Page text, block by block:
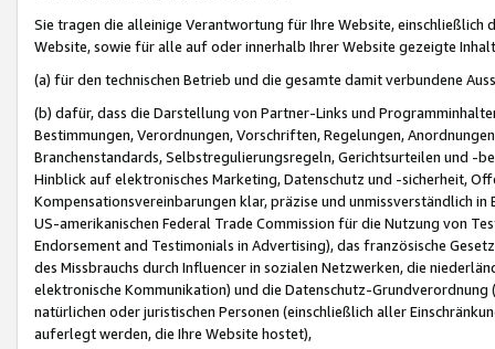
Sie tragen die alleinige Verantwortung für Ihre Website,
Website, sowie für alle auf oder innerhalb Ihrer Website gezeigte
(a) für den technischen Betrieb und die gesamte damit verbundene
(b) dafür, dass die Darstellung von Partner-Links und
Bestimmungen, Verordnungen, Vorschriften, Regelungen,
Branchenstandards, Selbstregulierungsregeln, Gerichtsurteilen und -
Hinblick auf elektronisches Marketing, Datenschutz und -sicherheit,
Kompensationsvereinbarungen klar, präzise und unmissverständlich
US-amerikanischen Federal Trade Commission für die Nutzung von
Endorsement and Testimonials in Advertising), das französische
des Missbrauchs durch Influencer in sozialen Netzwerken, die
elektronische Kommunikation) und die Datenschutz-
natürlichen oder juristischen Personen (einschließlich aller
auferlegt werden, die Ihre Website hostet),